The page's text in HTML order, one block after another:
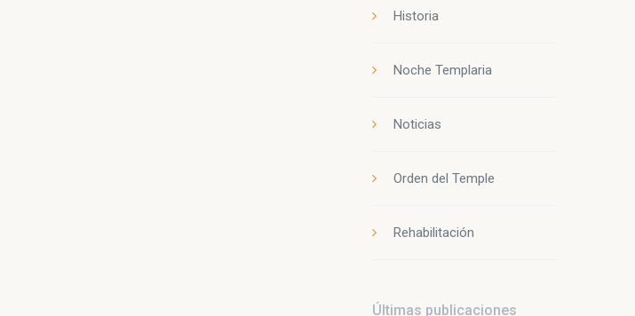
Historia
Noche Templaria
Noticias
Orden del Temple
Rehabilitación
Últimas publicaciones